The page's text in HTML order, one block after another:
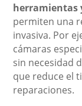
herramientas
permiten una
invasiva. Por
cámaras
sin necesidad
que reduce el
reparaciones.